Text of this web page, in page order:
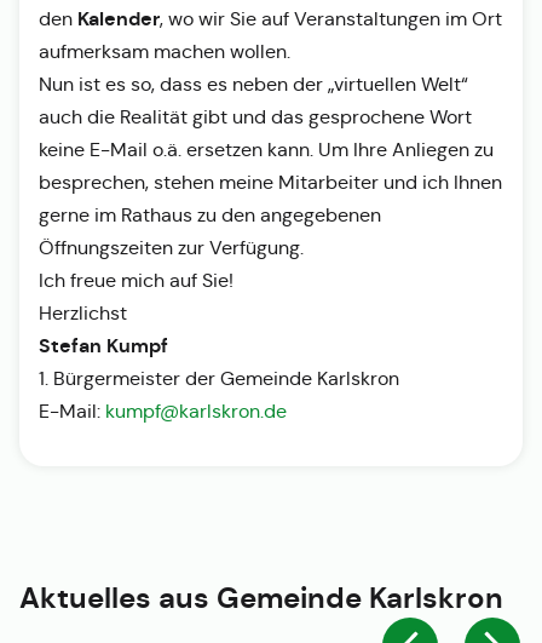
den Kalender, wo wir Sie auf Veranstaltungen im Ort
aufmerksam machen wollen.
Nun ist es so, dass es neben der „virtuellen Welt“
auch die Realität gibt und das gesprochene Wort
keine E-Mail o.ä. ersetzen kann. Um Ihre Anliegen zu
besprechen, stehen meine Mitarbeiter und ich Ihnen
gerne im Rathaus zu den angegebenen
Öffnungszeiten zur Verfügung.
Ich freue mich auf Sie!
Herzlichst
Stefan Kumpf
1. Bürgermeister der Gemeinde Karlskron
E-Mail: kumpf@karlskron.de
Aktuelles aus Gemeinde Karlskron